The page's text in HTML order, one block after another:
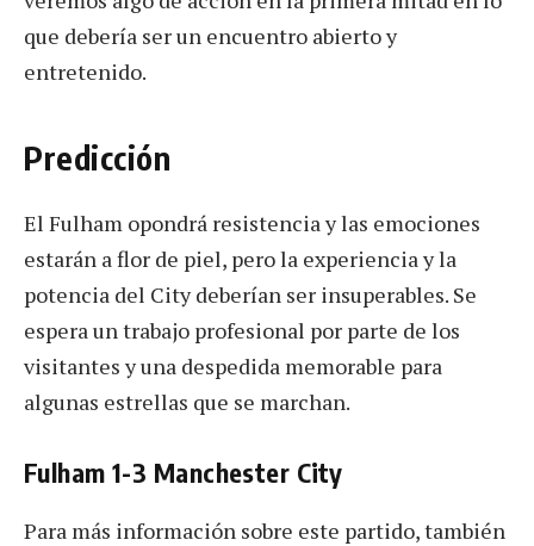
que debería ser un encuentro abierto y
entretenido.
Predicción
El Fulham opondrá resistencia y las emociones
estarán a flor de piel, pero la experiencia y la
potencia del City deberían ser insuperables. Se
espera un trabajo profesional por parte de los
visitantes y una despedida memorable para
algunas estrellas que se marchan.
Fulham 1-3 Manchester City
Para más información sobre este partido, también